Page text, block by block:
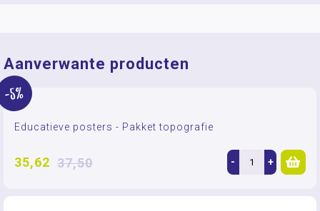
Aanverwante producten
-5%
Educatieve posters - Pakket topografie
35,62 37,50 - +